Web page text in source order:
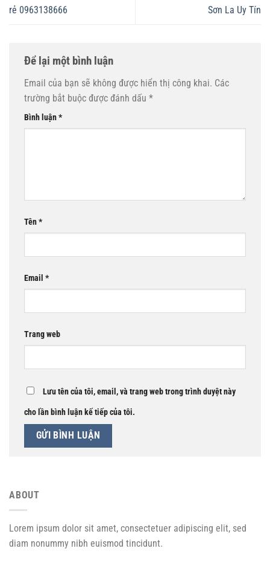
rẻ 0963138666
Sơn La Uy Tín
Để lại một bình luận
Email của bạn sẽ không được hiển thị công khai. Các
trường bắt buộc được đánh dấu *
Bình luận*
Tên*
Email *
Trang web
Lưu tên của tôi, email, và trang web trong trình duyệt này
cho lần bình luận kế tiếp của tôi.
ABOUT
Lorem ipsum dolor sit amet, consectetuer adipiscing elit, sed
diam nonummy nibh euismod tincidunt.